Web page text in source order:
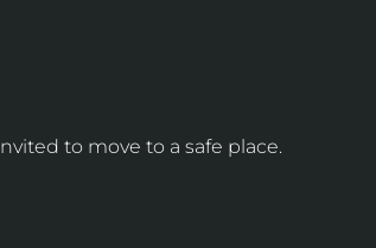
to move to a safe place.